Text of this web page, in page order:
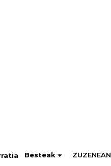
Besteak ZUZENEAN